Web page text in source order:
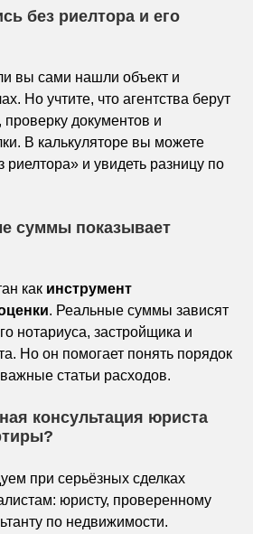
без риелтора и его
вы сами нашли объект и
Но учтите, что агентства берут
документов и
В калькуляторе вы можете
риелтора» и увидеть разницу по
суммы показывает
как инструмент
. Реальные суммы зависят
нотариуса, застройщика и
Но он помогает понять порядок
статьи расходов.
консультация юриста
при серьёзных сделках
юристу, проверенному
по недвижимости.